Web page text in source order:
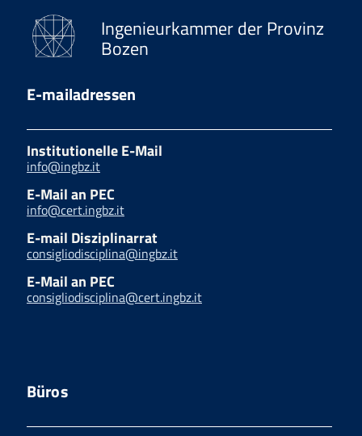
Ingenieurkammer der Provinz
Bozen
E-mailadressen
Institutionelle E-Mail
info@ingbz.it
E-Mail an PEC
info@cert.ingbz.it
E-mail Disziplinarrat
consigliodisciplina@ingbz.it
E-Mail an PEC
consigliodisciplina@cert.ingbz.it
Büros